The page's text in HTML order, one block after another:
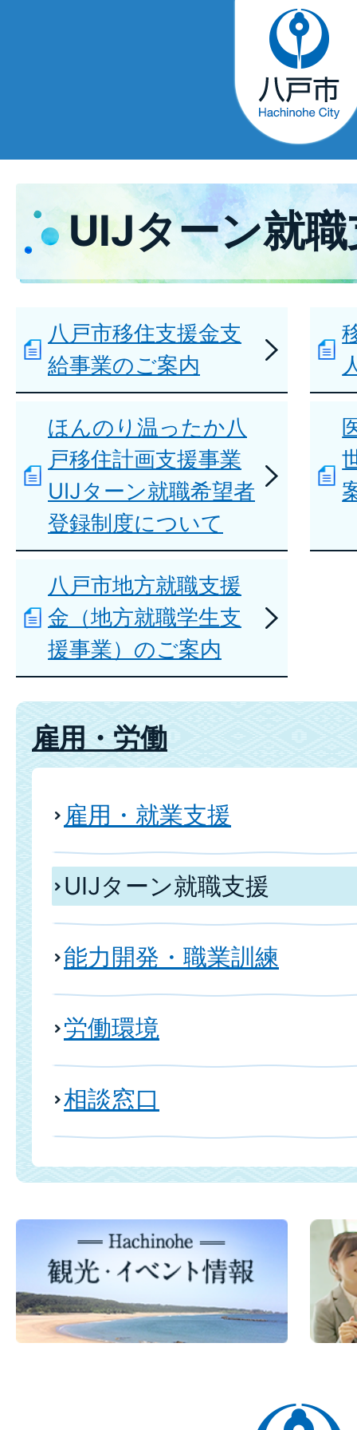
UIJターン就
八戸市移住支援金支
給事業のご案内
ほんのり温ったか八
戸移住計画支援事業
UIJターン就職希望者
登録制度について
八戸市地方就職支援
金（地方就職学生支
援事業）のご案内
雇用・労働
雇用・就業支援
UIJターン就職支援
能力開発・職業訓練
労働環境
相談窓口
八